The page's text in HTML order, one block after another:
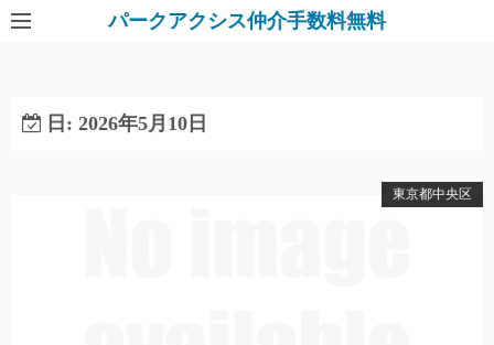
パークアクシス仲介手数料無料
日: 2026年5月10日
東京都中央区